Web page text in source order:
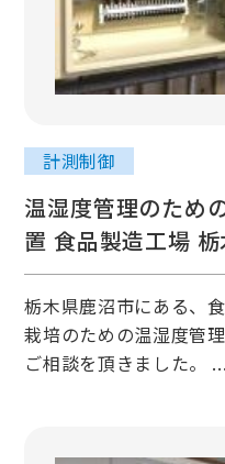
計測制御
温湿度管理のため
置 食品製造工場
栃木県鹿沼市にある、
栽培のための温湿度管
ご相談を頂きました。 ...